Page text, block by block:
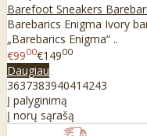
Barefoot Sneakers
Barebarics Enigma Ivory
„Barebarics Enigma“ ..
€9900€14900
Daugiau
363738394041 4243
Į palyginimą
Į norų sąrašą